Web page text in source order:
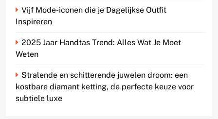
Vijf Mode-iconen die je Dagelijkse Outfit
Inspireren
2025 Jaar Handtas Trend: Alles Wat Je Moet
Weten
Stralende en schitterende juwelen droom: een
kostbare diamant ketting, de perfecte keuze voor
subtiele luxe